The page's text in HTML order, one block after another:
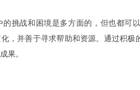
的挑战和困境是多方面的，但也都可
，并善于寻求帮助和资源。通过积极
果。